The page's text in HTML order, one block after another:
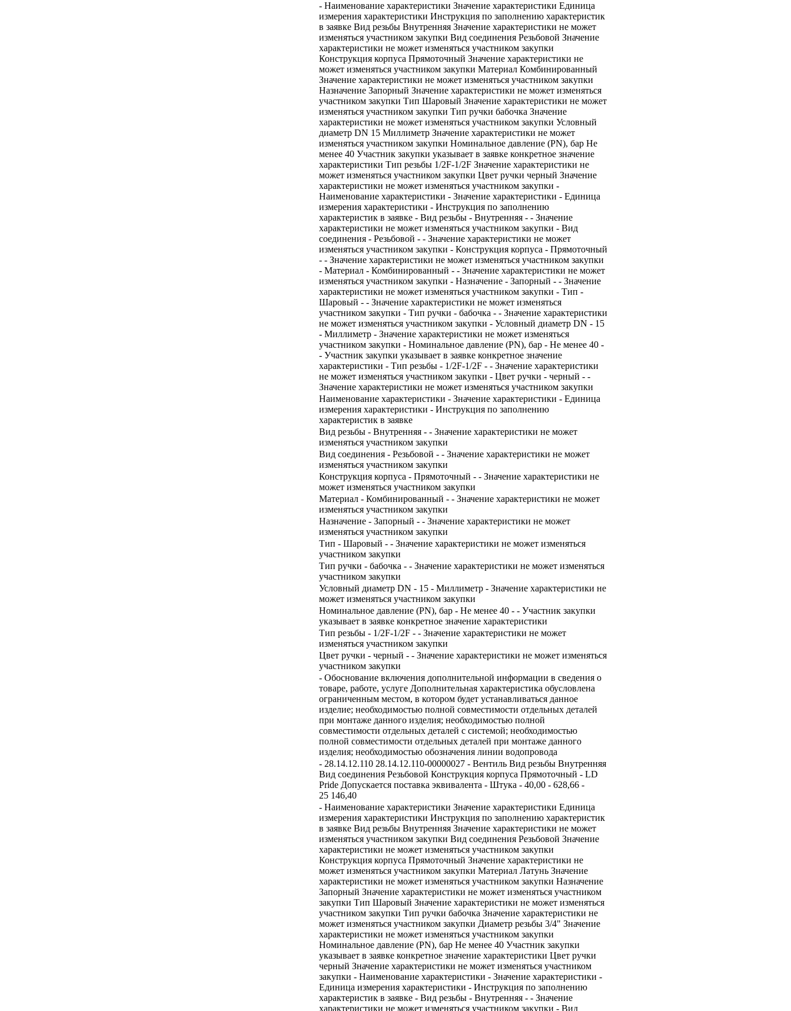
- Наименование характеристики Значение характеристики Единица
измерения характеристики Инструкция по заполнению характеристик
в заявке Вид резьбы Внутренняя Значение характеристики не может
изменяться участником закупки Вид соединения Резьбовой Значение
характеристики не может изменяться участником закупки
Конструкция корпуса Прямоточный Значение характеристики не
может изменяться участником закупки Материал Комбинированный
Значение характеристики не может изменяться участником закупки
Назначение Запорный Значение характеристики не может изменяться
участником закупки Тип Шаровый Значение характеристики не может
изменяться участником закупки Тип ручки бабочка Значение
характеристики не может изменяться участником закупки Условный
диаметр DN 15 Миллиметр Значение характеристики не может
изменяться участником закупки Номинальное давление (PN), бар Не
менее 40 Участник закупки указывает в заявке конкретное значение
характеристики Тип резьбы 1/2F-1/2F Значение характеристики не
может изменяться участником закупки Цвет ручки черный Значение
характеристики не может изменяться участником закупки -
Наименование характеристики - Значение характеристики - Единица
измерения характеристики - Инструкция по заполнению
характеристик в заявке - Вид резьбы - Внутренняя - - Значение
характеристики не может изменяться участником закупки - Вид
соединения - Резьбовой - - Значение характеристики не может
изменяться участником закупки - Конструкция корпуса - Прямоточный
- - Значение характеристики не может изменяться участником закупки
- Материал - Комбинированный - - Значение характеристики не может
изменяться участником закупки - Назначение - Запорный - - Значение
характеристики не может изменяться участником закупки - Тип -
Шаровый - - Значение характеристики не может изменяться
участником закупки - Тип ручки - бабочка - - Значение характеристики
не может изменяться участником закупки - Условный диаметр DN - 15
- Миллиметр - Значение характеристики не может изменяться
участником закупки - Номинальное давление (PN), бар - Не менее 40 -
- Участник закупки указывает в заявке конкретное значение
характеристики - Тип резьбы - 1/2F-1/2F - - Значение характеристики
не может изменяться участником закупки - Цвет ручки - черный - -
Значение характеристики не может изменяться участником закупки
Наименование характеристики - Значение характеристики - Единица
измерения характеристики - Инструкция по заполнению
характеристик в заявке
Вид резьбы - Внутренняя - - Значение характеристики не может
изменяться участником закупки
Вид соединения - Резьбовой - - Значение характеристики не может
изменяться участником закупки
Конструкция корпуса - Прямоточный - - Значение характеристики не
может изменяться участником закупки
Материал - Комбинированный - - Значение характеристики не может
изменяться участником закупки
Назначение - Запорный - - Значение характеристики не может
изменяться участником закупки
Тип - Шаровый - - Значение характеристики не может изменяться
участником закупки
Тип ручки - бабочка - - Значение характеристики не может изменяться
участником закупки
Условный диаметр DN - 15 - Миллиметр - Значение характеристики не
может изменяться участником закупки
Номинальное давление (PN), бар - Не менее 40 - - Участник закупки
указывает в заявке конкретное значение характеристики
Тип резьбы - 1/2F-1/2F - - Значение характеристики не может
изменяться участником закупки
Цвет ручки - черный - - Значение характеристики не может изменяться
участником закупки
- Обоснование включения дополнительной информации в сведения о
товаре, работе, услуге Дополнительная характеристика обусловлена
ограниченным местом, в котором будет устанавливаться данное
изделие; необходимостью полной совместимости отдельных деталей
при монтаже данного изделия; необходимостью полной
совместимости отдельных деталей с системой; необходимостью
полной совместимости отдельных деталей при монтаже данного
изделия; необходимостью обозначения линии водопровода
- 28.14.12.110 28.14.12.110-00000027 - Вентиль Вид резьбы Внутренняя
Вид соединения Резьбовой Конструкция корпуса Прямоточный - LD
Pride Допускается поставка эквивалента - Штука - 40,00 - 628,66 -
25 146,40
- Наименование характеристики Значение характеристики Единица
измерения характеристики Инструкция по заполнению характеристик
в заявке Вид резьбы Внутренняя Значение характеристики не может
изменяться участником закупки Вид соединения Резьбовой Значение
характеристики не может изменяться участником закупки
Конструкция корпуса Прямоточный Значение характеристики не
может изменяться участником закупки Материал Латунь Значение
характеристики не может изменяться участником закупки Назначение
Запорный Значение характеристики не может изменяться участником
закупки Тип Шаровый Значение характеристики не может изменяться
участником закупки Тип ручки бабочка Значение характеристики не
может изменяться участником закупки Диаметр резьбы 3/4" Значение
характеристики не может изменяться участником закупки
Номинальное давление (PN), бар Не менее 40 Участник закупки
указывает в заявке конкретное значение характеристики Цвет ручки
черный Значение характеристики не может изменяться участником
закупки - Наименование характеристики - Значение характеристики -
Единица измерения характеристики - Инструкция по заполнению
характеристик в заявке - Вид резьбы - Внутренняя - - Значение
характеристики не может изменяться участником закупки - Вид